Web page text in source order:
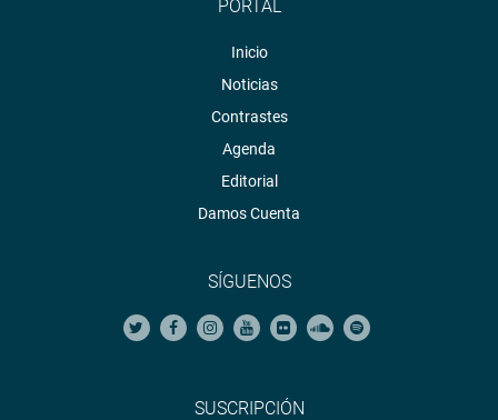
PORTAL
Inicio
Noticias
Contrastes
Agenda
Editorial
Damos Cuenta
SÍGUENOS
SUSCRIPCIÓN